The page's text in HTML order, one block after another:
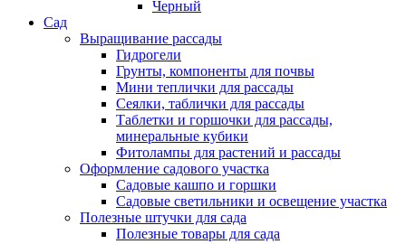
Черный
Сад
Выращивание рассады
Гидрогели
Грунты, компоненты для почвы
Мини теплички для рассады
Сеялки, таблички для рассады
Таблетки и горшочки для рассады,
минеральные кубики
Фитолампы для растений и рассады
Оформление садового участка
Садовые кашпо и горшки
Садовые светильники и освещение участка
Полезные штучки для сада
Полезные товары для сада